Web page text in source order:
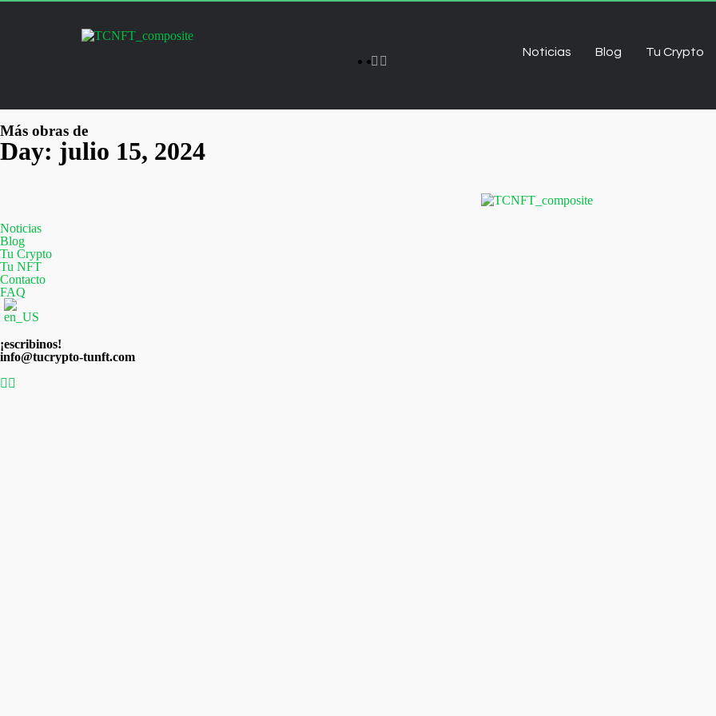
Noticias Blog Tu Crypto
Más obras de
Day: julio 15, 2024
Noticias
Blog
Tu Crypto
Tu NFT
Contacto
FAQ
¡escribinos!
info@tucrypto-tunft.com